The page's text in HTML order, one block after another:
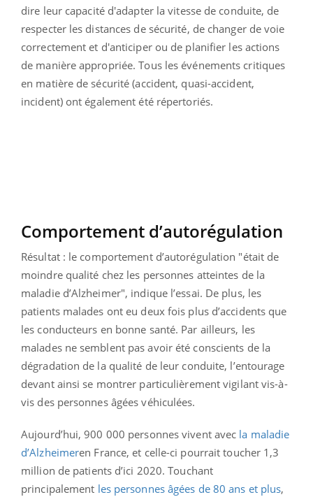
dire leur capacité d'adapter la vitesse de conduite, de
respecter les distances de sécurité, de changer de voie
correctement et d'anticiper ou de planifier les actions
de manière appropriée. Tous les événements critiques
en matière de sécurité (accident, quasi-accident,
incident) ont également été répertoriés.
Comportement d’autorégulation
Résultat : le comportement d’autorégulation "était de
moindre qualité chez les personnes atteintes de la
maladie d’Alzheimer", indique l’essai. De plus, les
patients malades ont eu deux fois plus d’accidents que
les conducteurs en bonne santé. Par ailleurs, les
malades ne semblent pas avoir été conscients de la
dégradation de la qualité de leur conduite, l’entourage
devant ainsi se montrer particulièrement vigilant vis-à-
vis des personnes âgées véhiculées.
Aujourd’hui, 900 000 personnes vivent avec la maladie
d’Alzheimeren France, et celle-ci pourrait toucher 1,3
million de patients d’ici 2020. Touchant
principalement les personnes âgées de 80 ans et plus,